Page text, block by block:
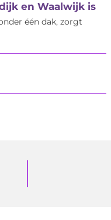
en Waalwijk is
één dak, zorgt